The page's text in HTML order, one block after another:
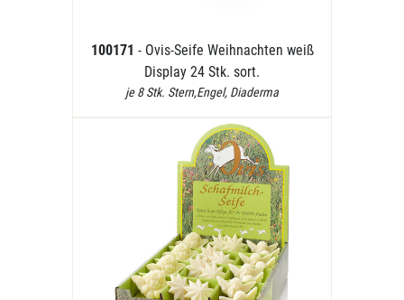
100171 - Ovis-Seife Weihnachten weiß
Display 24 Stk. sort.
je 8 Stk. Stern,Engel, Diaderma